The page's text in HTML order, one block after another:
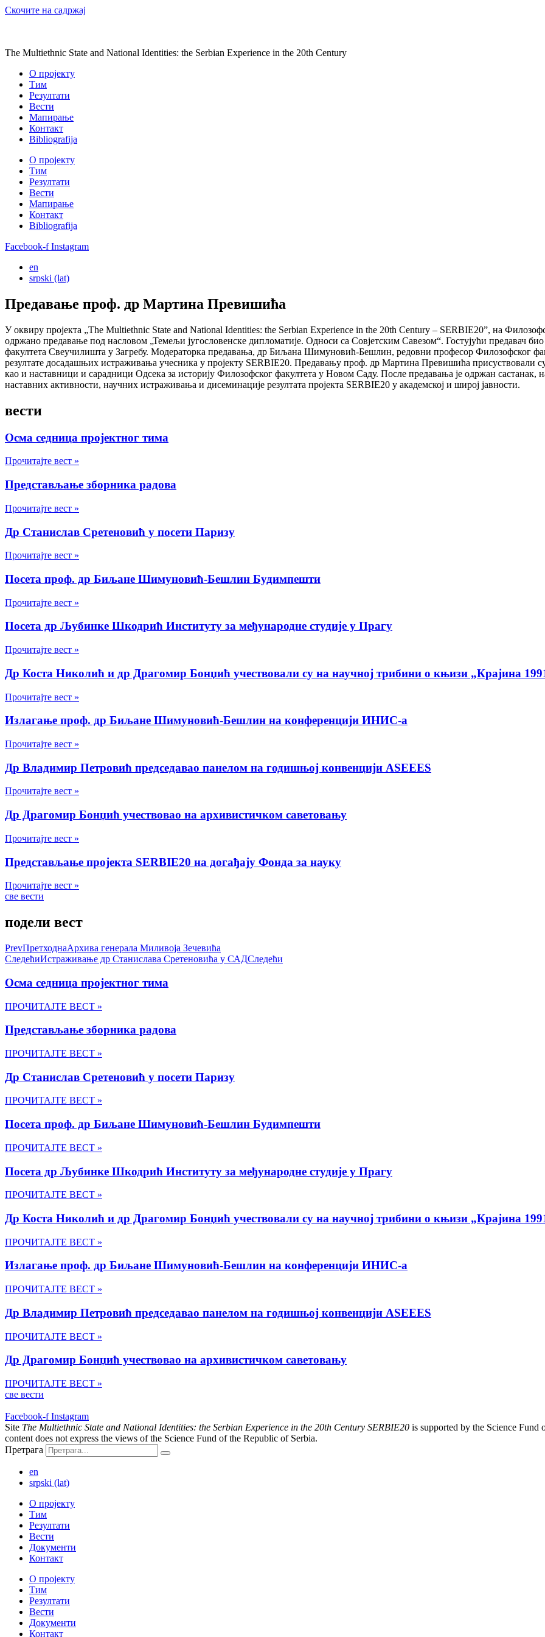
Скочите на садржај
The Multiethnic State and National Identities: the Serbian Experience in the 20th Century
О пројекту
Тим
Резултати
Вести
Мапирање
Контакт
Bibliografija
О пројекту
Тим
Резултати
Вести
Мапирање
Контакт
Bibliografija
Facebook-f Instagram
en
srpski (lat)
Предавање проф. др Мартина Превишића
У оквиру пројекта „The Multiethnic State and National Identities: the Serbian Experience in the 20th Century – SERBIE20”, на
одржано предавање под насловом „Темељи југословенске дипломатије. Односи са Совјетским Савезом“. Гостујући предавач
факултета Свеучилишта у Загребу. Модераторка предавања, др Биљана Шимуновић-Бешлин, редовни професор Филозофског
резултате досадашњих истраживања учесника у пројекту SERBIE20. Предавању проф. др Мартина Превишића присуствовали су
као и наставници и сарадници Одсека за историју Филозофског факултета у Новом Саду. После предавања је одржан састанак,
наставних активности, научних истраживања и дисеминације резултата пројекта SERBIE20 у академској и широј јавности.
вести
Осма седница пројектног тима
Прочитајте вест »
Представљање зборника радова
Прочитајте вест »
Др Станислав Сретеновић у посети Паризу
Прочитајте вест »
Посета проф. др Биљане Шимуновић-Бешлин Будимпешти
Прочитајте вест »
Посета др Љубинке Шкодрић Институту за међународне студије у Прагу
Прочитајте вест »
Др Коста Николић и др Драгомир Бонџић учествовали су на научној трибини о књизи „Крајина
Прочитајте вест »
Излaгање проф. др Биљане Шимуновић-Бешлин на конференцији ИНИС-а
Прочитајте вест »
Др Владимир Петровић председавао панелом на годишњој конвенцији ASEEES
Прочитајте вест »
Др Драгомир Бонџић учествовао на архивистичком саветовању
Прочитајте вест »
Представљање пројекта SERBIE20 на догађају Фонда за науку
Прочитајте вест »
све вести
подели вест
PrevПретходнаАрхива генерала Миливоја Зечевића
СледећиИстраживање др Станислава Сретеновића у САДСледећи
Осма седница пројектног тима
ПРОЧИТАЈТЕ ВЕСТ »
Представљање зборника радова
ПРОЧИТАЈТЕ ВЕСТ »
Др Станислав Сретеновић у посети Паризу
ПРОЧИТАЈТЕ ВЕСТ »
Посета проф. др Биљане Шимуновић-Бешлин Будимпешти
ПРОЧИТАЈТЕ ВЕСТ »
Посета др Љубинке Шкодрић Институту за међународне студије у Прагу
ПРОЧИТАЈТЕ ВЕСТ »
Др Коста Николић и др Драгомир Бонџић учествовали су на научној трибини о књизи „Крајина
ПРОЧИТАЈТЕ ВЕСТ »
Излaгање проф. др Биљане Шимуновић-Бешлин на конференцији ИНИС-а
ПРОЧИТАЈТЕ ВЕСТ »
Др Владимир Петровић председавао панелом на годишњој конвенцији ASEEES
ПРОЧИТАЈТЕ ВЕСТ »
Др Драгомир Бонџић учествовао на архивистичком саветовању
ПРОЧИТАЈТЕ ВЕСТ »
све вести
Facebook-f Instagram
Site The Multiethnic State and National Identities: the Serbian Experience in the 20th Century SERBIE20 is supported by the Science
content does not express the views of the Science Fund of the Republic of Serbia.
Претрага
en
srpski (lat)
О пројекту
Тим
Резултати
Вести
Документи
Контакт
О пројекту
Тим
Резултати
Вести
Документи
Контакт